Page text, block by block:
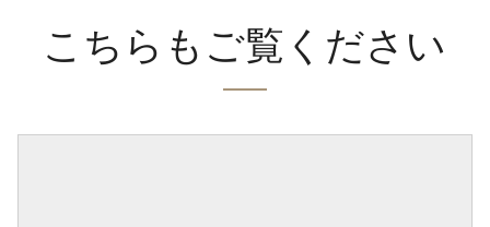
こちらもご覧ください